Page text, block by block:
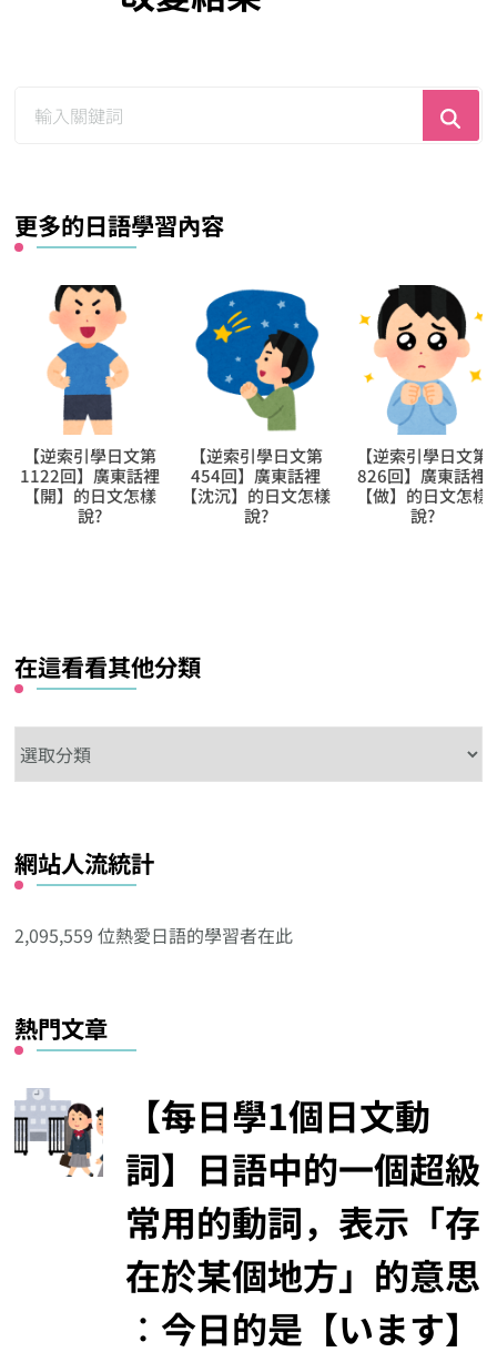
更多的日語學習內容
【逆索引學日文第
454回】廣東話裡
【沈沉】的日文怎樣
說?
【逆索引學日文第
826回】廣東話裡
【做】的日文怎樣
說?
【逆索引學日文第
1297回】廣東話裡
【淥親】的日文怎樣
說?
在這看看其他分類
這
其
他
類
網站人流統計
2,095,559 位熱愛日語的學習者在此
熱門文章
【每日學1個日文動
詞】日語中的一個超級
常用的動詞，表示「存
在於某個地方」的意思
︰今日的是【います】